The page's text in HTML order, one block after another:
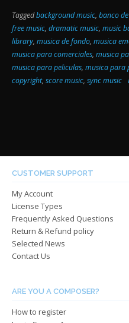
Taggedbackground music, banco
free music, dramatic music, music
library, musica de fondo, musica
musica para comerciales, musica
musica para peliculas, musica para
copyright, score music, sync music
CUSTOMER SUPPORT
My Account
License Types
Frequently Asked Questions
Return & Refund policy
Selected News
Contact Us
ARE YOU A COMPOSER?
How to register